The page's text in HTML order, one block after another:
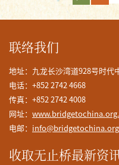
联络我们
地址：九龙长沙湾道928号时代
电话：+852 2742 4668
传真：+852 2742 4008
网址：
电邮：
收取无止桥最新资